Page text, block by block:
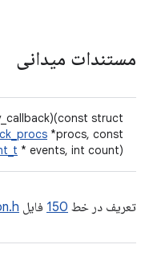
مستندات میدانی
struct
*procs, const
* events, int count)
تعریف در خط 150 فایل